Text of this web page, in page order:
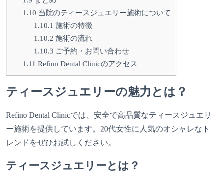
1.10 当院のティースジュエリー施術について
1.10.1 施術の特徴
1.10.2 施術の流れ
1.10.3 ご予約・お問い合わせ
1.11 Refino Dental Clinicのアクセス
ティースジュエリーの魅力とは？
Refino Dental Clinicでは、安全で高品質なティースジュエリ
ー施術を提供しています。20代女性に人気のオシャレなト
レンドをぜひお試しください。
ティースジュエリーとは？